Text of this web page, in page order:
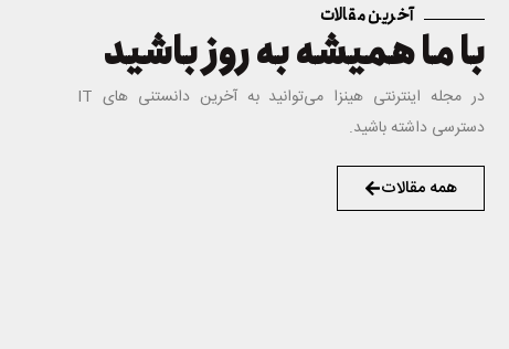
آخرین مقالات
با ما همیشه به روز باشید
در مجله اینترنتی هینزا می‌توانید به آخرین دانستنی های IT
دسترسی داشته باشید.
همه مقالات